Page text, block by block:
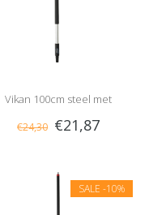
Vikan 100cm steel met
waterdoorvoer, 1/2" nippel
€24,30 €21,87
SALE -10%